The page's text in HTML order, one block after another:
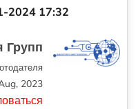
2024 17:32
Групп
2023